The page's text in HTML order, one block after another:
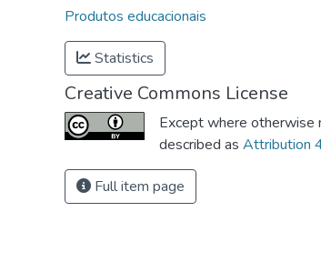
Produtos educacionais
Statistics
Creative Commons License
Except where otherwise
described as Attribution
Full item page